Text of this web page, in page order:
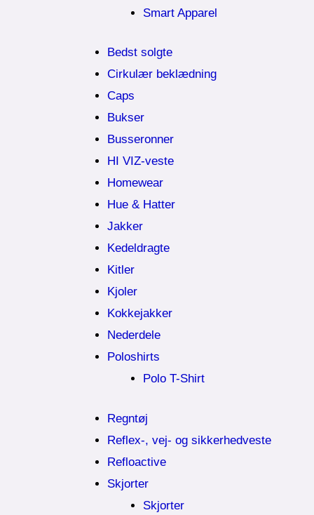
Smart Apparel
Bedst solgte
Cirkulær beklædning
Caps
Bukser
Busseronner
HI VIZ-veste
Homewear
Hue & Hatter
Jakker
Kedeldragte
Kitler
Kjoler
Kokkejakker
Nederdele
Poloshirts
Polo T-Shirt
Regntøj
Reflex-, vej- og sikkerhedveste
Refloactive
Skjorter
Skjorter